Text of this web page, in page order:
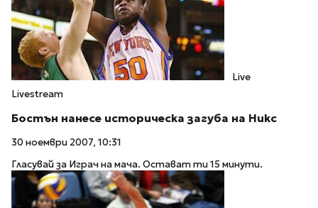
Live
Livestream
Бостън нанесе историческа загуба на Никс
30 ноември 2007, 10:31
Гласувай за Играч на мача. Остават ти 15 минути.